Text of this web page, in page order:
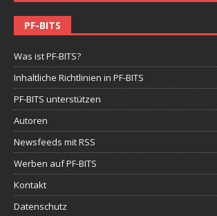
PF-BITS
Was ist PF-BITS?
Inhaltliche Richtlinien in PF-BITS
PF-BITS unterstützen
Autoren
Newsfeeds mit RSS
Werben auf PF-BITS
Kontakt
Datenschutz